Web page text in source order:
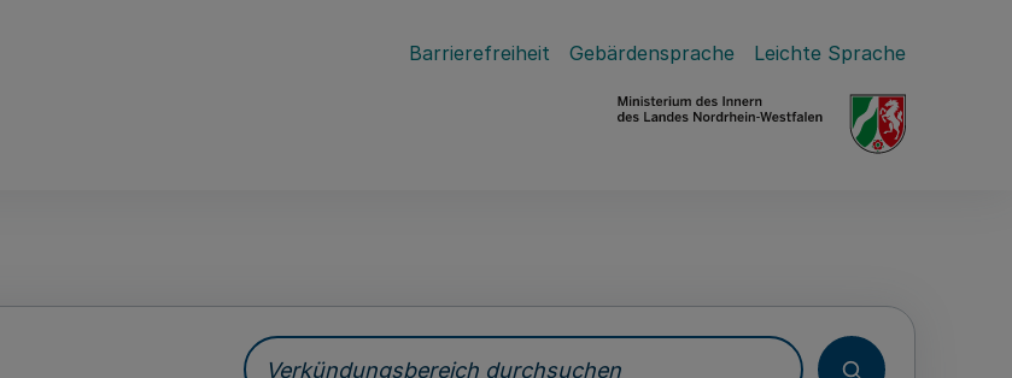
Barrierefreiheit Gebärdensprache Leichte Sprache